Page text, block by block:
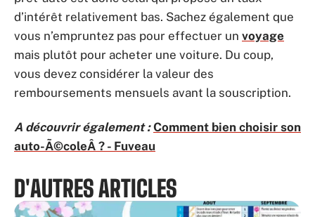
d’intérêt relativement bas. Sachez également que
vous n’empruntez pas pour effectuer un voyage
mais plutôt pour acheter une voiture. Du coup,
vous devez considérer la valeur des
remboursements mensuels avant la souscription.
A découvrir également : Comment bien choisir son
auto-Ã©coleÂ ? - Fuveau
D'AUTRES ARTICLES